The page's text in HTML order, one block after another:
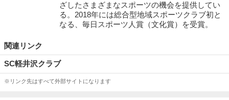
ざしたさまざまなスポーツの機会を提供してい
る。2018年には総合型地域スポーツクラブ初と
なる、毎日スポーツ人賞（文化賞）を受賞。
関連リンク
SC軽井沢クラブ
※リンク先はすべて外部サイトになります